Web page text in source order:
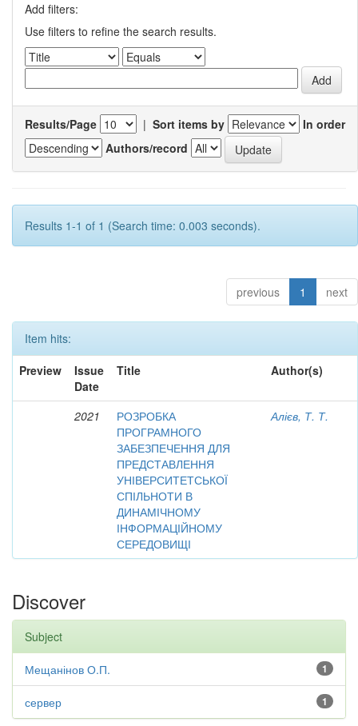
Add filters:
Use filters to refine the search results.
Results/Page | Sort items by
In order
Authors/record
Results 1-1 of 1 (Search time: 0.003 seconds).
previous 1 next
Item hits:
Preview
Issue
Date
Title Author(s)
2021
РОЗРОБКА
ПРОГРАМНОГО
ЗАБЕЗПЕЧЕННЯ ДЛЯ
ПРЕДСТАВЛЕННЯ
УНІВЕРСИТЕТСЬКОЇ
СПІЛЬНОТИ В
ДИНАМІЧНОМУ
ІНФОРМАЦІЙНОМУ
СЕРЕДОВИЩІ
Алієв, Т. Т.
Discover
Subject
1
Мещанінов О.П.
1
сервер